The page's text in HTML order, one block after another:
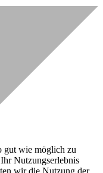
gut wie möglich zu
Nutzungserlebnis
wir die Nutzung der